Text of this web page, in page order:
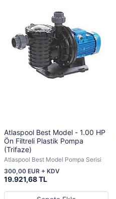
Atlaspool Best Model - 1.00 HP
Ön Filtreli Plastik Pompa
(Trifaze)
Atlaspool Best Model Pompa Serisi
19.921,68 TL
300,00 EUR + KDV